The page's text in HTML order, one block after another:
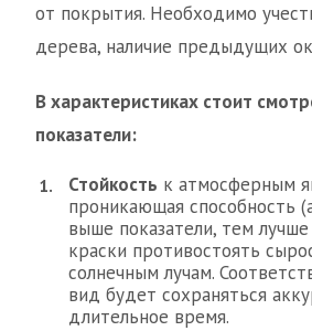
от покрытия. Необходимо
дерева, наличие предыдущих
В характеристиках стоит
показатели:
Стойкость к атмосферным
проникающая способность
выше показатели, тем
краски противостоять
солнечным лучам.
вид будет сохраняться
длительное время.